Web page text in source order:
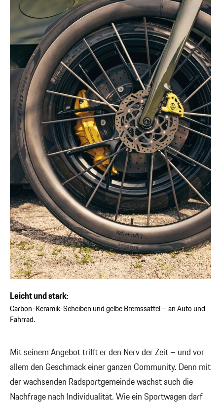
Leicht und stark:
Carbon-Keramik-Scheiben und gelbe Bremssättel – an Auto und
Fahrrad.
Mit seinem Angebot trifft er den Nerv der Zeit – und vor
allem den Geschmack einer ganzen Community. Denn mit
der wachsenden Radsportgemeinde wächst auch die
Nachfrage nach Individualität. Wie ein Sportwagen darf